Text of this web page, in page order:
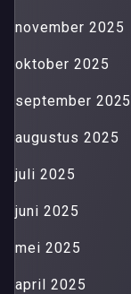
november 2025
oktober 2025
september 2025
augustus 2025
juli 2025
juni 2025
mei 2025
april 2025